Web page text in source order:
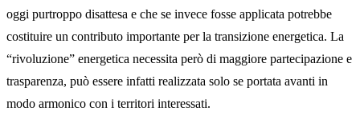
oggi purtroppo disattesa e che se invece fosse applicata potrebbe
costituire un contributo importante per la transizione energetica. La
“rivoluzione” energetica necessita però di maggiore partecipazione e
trasparenza, può essere infatti realizzata solo se portata avanti in
modo armonico con i territori interessati.